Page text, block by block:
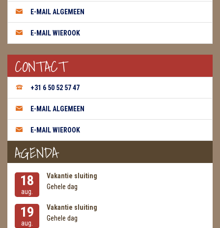
WIEROOK, OLIE & TOEBEHOREN
ZAKJES WATER ELIXERS
E-MAIL ALGEMEEN
E-MAIL WIEROOK
CONTACT
+31 6 50 52 57 47
E-MAIL ALGEMEEN
E-MAIL WIEROOK
AGENDA
18
aug.
Vakantie sluiting
Gehele dag
19
aug.
Vakantie sluiting
Gehele dag